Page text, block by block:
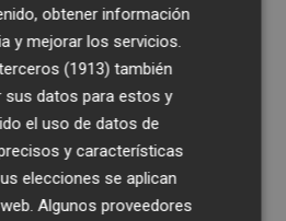
se han dado a
participarán en esta
de la Tapa, que
el 3 de mayo. Esta
vecinos y visitantes
oferta gastronómica
obtener información
y mejorar los servicios.
(1913) también
sus datos para estos y
el uso de datos de
y características
elecciones se aplican
Algunos proveedores